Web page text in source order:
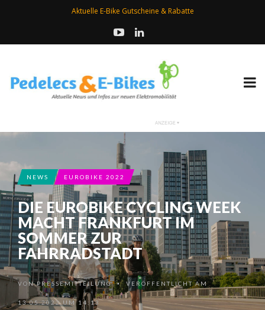
Aktuelle E-Bike Gutscheine & Rabatte
NEWS EUROBIKE 2022
DIE EUROBIKE CYCLING WEEK
MACHT FRANKFURT IM
SOMMER ZUR
FAHRRADSTADT
VONPRESSEMITTEILUNG • VERÖFFENTLICHT AM
13.05.2022 UM 14:13